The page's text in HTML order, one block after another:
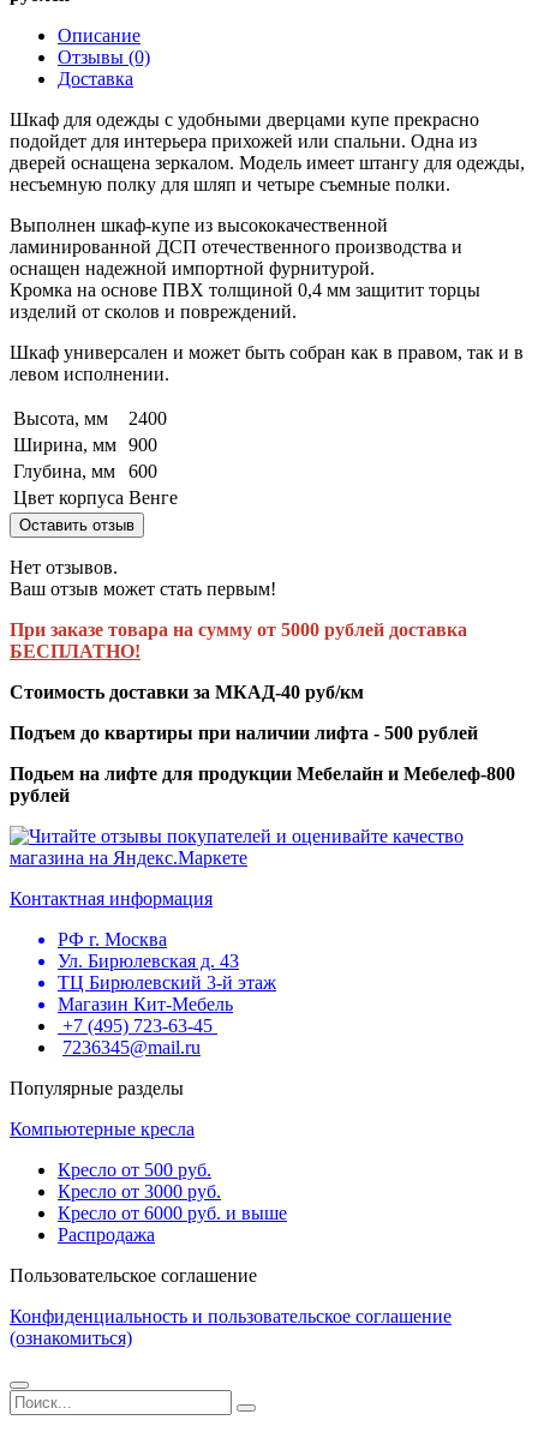
Описание
Отзывы (0)
Доставка
Шкаф для одежды с удобными дверцами купе прекрасно
подойдет для интерьера прихожей или спальни. Одна из
дверей оснащена зеркалом. Модель имеет штангу для одежды,
несъемную полку для шляп и четыре съемные полки.
Выполнен шкаф-купе из высококачественной
ламинированной ДСП отечественного производства и
оснащен надежной импортной фурнитурой.
Кромка на основе ПВХ толщиной 0,4 мм защитит торцы
изделий от сколов и повреждений.
Шкаф универсален и может быть собран как в правом, так и в
левом исполнении.
Высота, мм
2400
Ширина, мм 900
Глубина, мм
600
Цвет корпуса Венге
Оставить отзыв
Нет отзывов.
Ваш отзыв может стать первым!
При заказе товара на сумму от 5000 рублей доставка
БЕСПЛАТНО!
Стоимость доставки за МКАД-40 руб/км
Подъем до квартиры при наличии лифта - 500 рублей
Подьем на лифте для продукции Мебелайн и Мебелеф-800
рублей
Контактная информация
РФ г. Москва
Ул. Бирюлевская д. 43
ТЦ Бирюлевский 3-й этаж
Магазин Кит-Мебель
+7 (495) 723-63-45
7236345@mail.ru
Популярные разделы
Компьютерные кресла
Кресло от 500 руб.
Кресло от 3000 руб.
Кресло от 6000 руб. и выше
Распродажа
Пользовательское соглашение
Конфиденциальность и пользовательское соглашение
(ознакомиться)